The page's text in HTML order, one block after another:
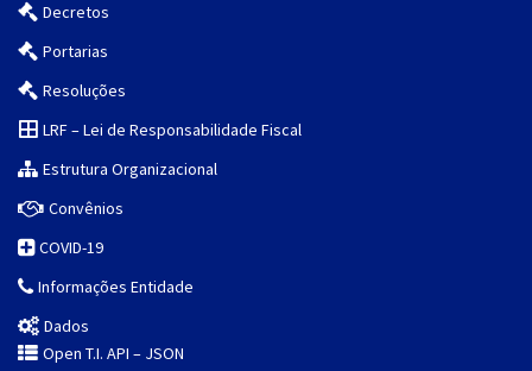
Decretos
Portarias
Resoluções
LRF – Lei de Responsabilidade Fiscal
Estrutura Organizacional
Convênios
COVID-19
Informações Entidade
Dados
Open T.I. API – JSON